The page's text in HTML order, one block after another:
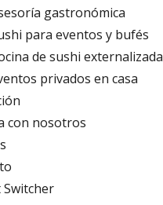
gastronómica
para eventos y bufés
de sushi externalizada
privados en casa
con nosotros